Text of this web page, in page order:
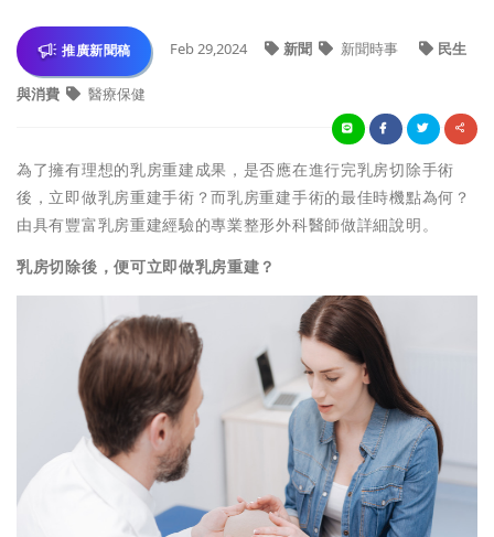
推廣新聞稿 Feb 29,2024 新聞 新聞時事 民生
與消費 醫療保健
為了擁有理想的乳房重建成果，是否應在進行完乳房切除手術
後，立即做乳房重建手術？而乳房重建手術的最佳時機點為何？
由具有豐富乳房重建經驗的專業整形外科醫師做詳細說明。
乳房切除後，便可立即做乳房重建？